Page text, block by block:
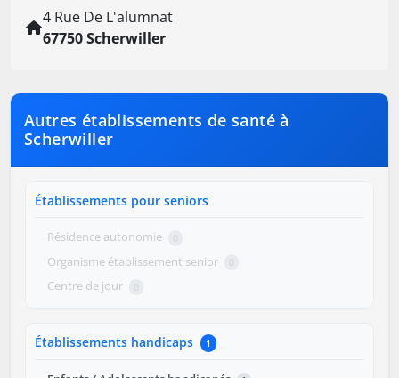
4 Rue De L'alumnat
67750 Scherwiller
Autres établissements de santé à
Scherwiller
Établissements pour seniors
Résidence autonomie 0
Organisme établissement senior 0
Centre de jour 0
Établissements handicaps 1